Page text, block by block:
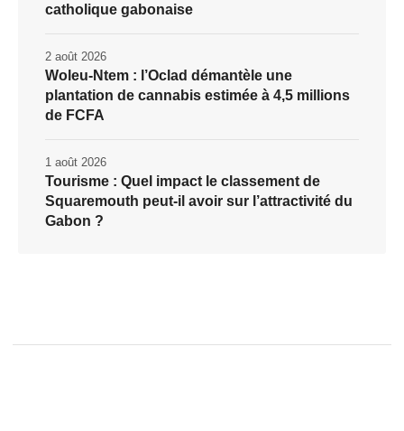
catholique gabonaise
Woleu-Ntem : l’Oclad démantèle une
plantation de cannabis estimée à 4,5 millions
de FCFA
2 août 2026
Tourisme : Quel impact le classement de
Squaremouth peut-il avoir sur l’attractivité du
Gabon ?
1 août 2026